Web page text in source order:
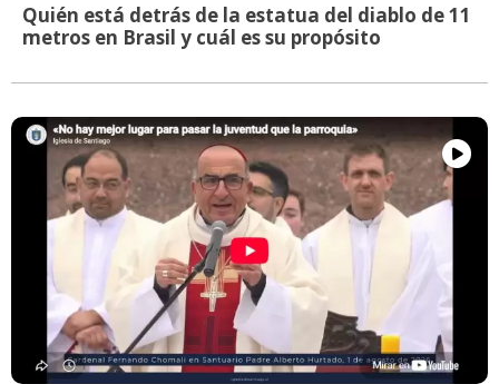
Quién está detrás de la estatua del diablo de 11
metros en Brasil y cuál es su propósito